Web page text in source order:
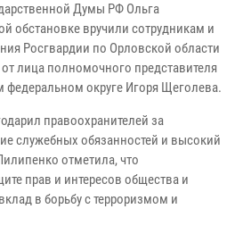
Думы РФ Ольга
обстановке вручили сотрудникам и
Росгвардии по Орловской области
лица полномочного представителя
федеральном округе Игоря Щеголева.
правоохранителей за
служебных обязанностей и высокий
отметила, что
прав и интересов общества и
в борьбу с терроризмом и